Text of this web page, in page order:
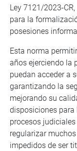
Ley 7121/2023-
para la
posesiones
Esta norma
años ejerciendo la
puedan acceder a
garantizando la
mejorando su
disposiciones
procesos
regularizar
impedidos de ser